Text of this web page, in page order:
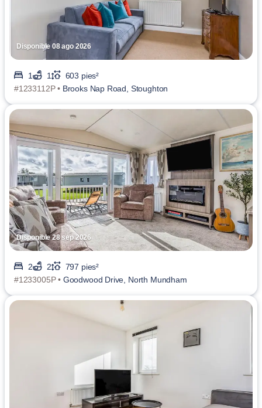
Disponible 08 ago 2026
1 1
603 pies²
#1233112P • Brooks Nap Road, Stoughton
Disponible 28 sep 2026
2 2
797 pies²
#1233005P • Goodwood Drive, North Mundham